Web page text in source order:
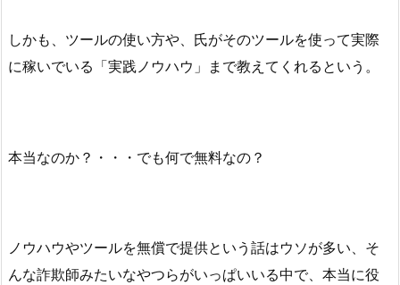
しかも、ツールの使い方や、氏がそのツールを使って実際
に稼いでいる「実践ノウハウ」まで教えてくれるという。
本当なのか？・・・でも何で無料なの？
ノウハウやツールを無償で提供という話はウソが多い、そ
んな詐欺師みたいなやつらがいっぱいいる中で、本当に役